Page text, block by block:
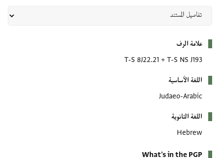
علامة الرف
T-S NS J193
+
T-S 8J22.21
اللغة الأساسية
Judaeo-Arabic
اللغة الثانوية
Hebrew
What's in the PGP